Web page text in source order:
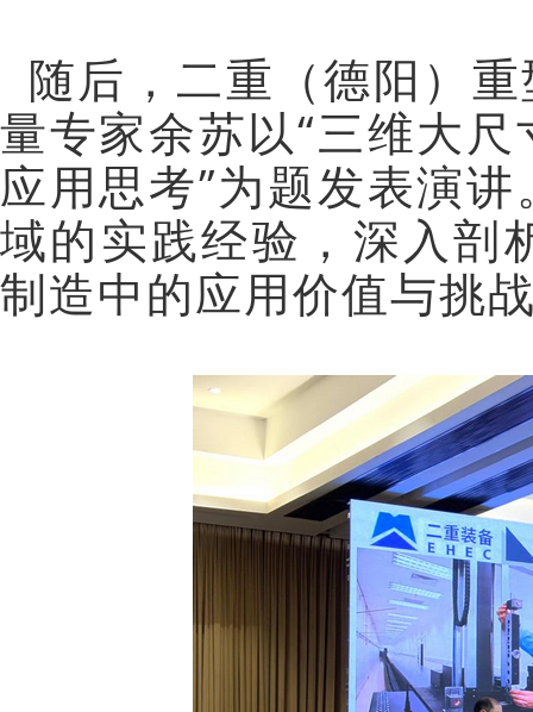
随后，二重（德阳）
量专家余苏以“三维大
应用思考”为题发表演
域的实践经验，深入剖
制造中的应用价值与挑